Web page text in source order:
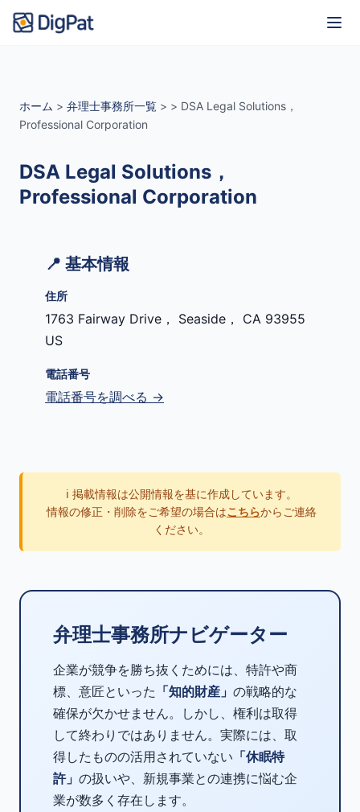
ホーム > 弁理士事務所一覧 > > DSA Legal Solutions，
Professional Corporation
DSA Legal Solutions，
Professional Corporation
📍 基本情報
住所
1763 Fairway Drive， Seaside， CA 93955
US
電話番号
電話番号を調べる →
ℹ️ 掲載情報は公開情報を基に作成しています。
情報の修正・削除をご希望の場合はこちらからご連絡
ください。
弁理士事務所ナビゲーター
企業が競争を勝ち抜くためには、特許や商
標、意匠といった 「知的財産」 の戦略的な
確保が欠かせません。しかし、権利は取得
して終わりではありません。実際には、取
得したものの活用されていない 「休眠特
許」 の扱いや、新規事業との連携に悩む企
業が数多く存在します。